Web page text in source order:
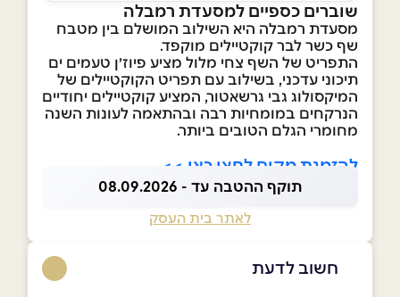
שוברים כספיים למסעדת רמבלה
מסעדת רמבלה היא השילוב המושלם בין מטבח
שף כשר לבר קוקטיילים מוקפד.
התפריט של השף צחי מלול מציע פיוז׳ן טעמים ים
תיכוני עדכני, בשילוב עם תפריט הקוקטיילים של
המיקסולוג גבי גרשאטור, המציע קוקטיילים יחודיים
הנרקחים במומחיות רבה ובהתאמה לעונות השנה
מחומרי הגלם הטובים ביותר.
להזמנת מקום לחצו כאן >>
תוקף ההטבה עד - 08.09.2026
לאתר בית העסק
חשוב לדעת